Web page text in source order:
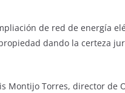
de red de energía
dando la certeza
Montijo Torres, director de